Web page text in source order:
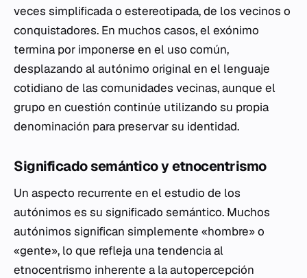
veces simplificada o estereotipada, de los vecinos o
conquistadores. En muchos casos, el exónimo
termina por imponerse en el uso común,
desplazando al autónimo original en el lenguaje
cotidiano de las comunidades vecinas, aunque el
grupo en cuestión continúe utilizando su propia
denominación para preservar su identidad.
Significado semántico y etnocentrismo
Un aspecto recurrente en el estudio de los
autónimos es su significado semántico. Muchos
autónimos significan simplemente «hombre» o
«gente», lo que refleja una tendencia al
etnocentrismo inherente a la autopercepción